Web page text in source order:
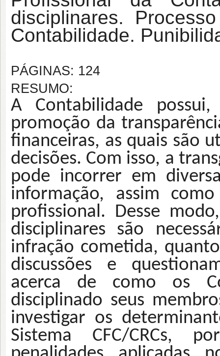
disciplinares.
Contabilidade.
PÁGINAS: 124
RESUMO:
A Contabilidade
promoção da
financeiras, as quais são
decisões. Com isso, a
pode incorrer em
informação, assim
profissional. Desse
disciplinares são
infração cometida,
discussões e
acerca de como os
disciplinado seus
investigar os
Sistema CFC/CRCs,